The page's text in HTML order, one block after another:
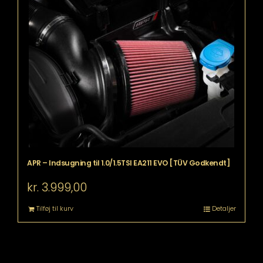
APR – Indsugning til 1.0/1.5TSI EA211 EVO [TÜV Godkendt]
kr. 3.999,00
Tilføj til kurv Detaljer